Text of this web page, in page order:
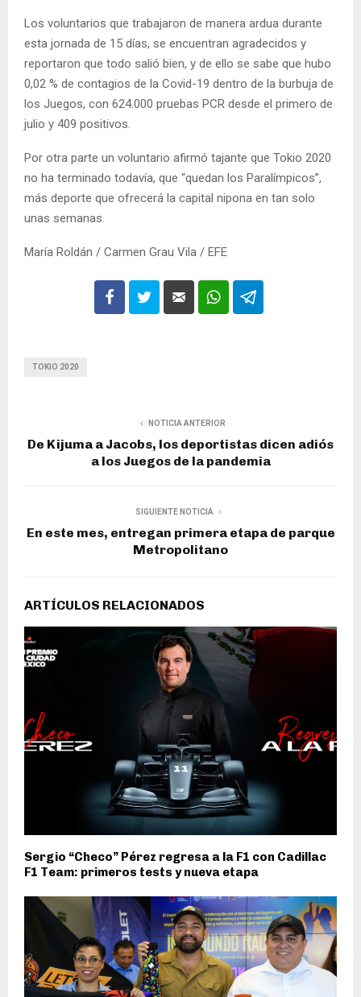
Los voluntarios que trabajaron de manera ardua durante
esta jornada de 15 días, se encuentran agradecidos y
reportaron que todo salió bien, y de ello se sabe que hubo ​​
0,02 % de contagios de la Covid-19 dentro de la burbuja de
los Juegos, con 624.000 pruebas PCR desde el primero de
julio y 409 positivos.
Por otra parte un voluntario afirmó tajante que Tokio 2020
no ha terminado todavía, que “quedan los Paralímpicos”,
más deporte que ofrecerá la capital nipona en tan solo
unas semanas.
María Roldán / Carmen Grau Vila / EFE
TOKIO 2020
NOTICIA ANTERIOR
De Kijuma a Jacobs, los deportistas dicen adiós
a los Juegos de la pandemia
SIGUIENTE NOTICIA
En este mes, entregan primera etapa de parque
Metropolitano
ARTÍCULOS RELACIONADOS
Sergio “Checo” Pérez regresa a la F1 con Cadillac
F1 Team: primeros tests y nueva etapa